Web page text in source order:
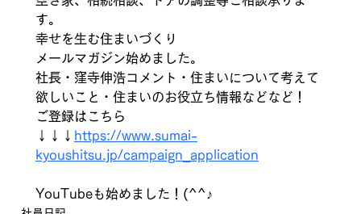
す。
幸せを生む住まいづくり
メールマガジン始めました。
社長・窪寺伸浩コメント・住まいについて考えて
欲しいこと・住まいのお役立ち情報などなど！
ご登録はこちら
↓↓↓ https://www.sumai-
kyoushitsu.jp/campaign_application
YouTubeも始めました！(^^♪